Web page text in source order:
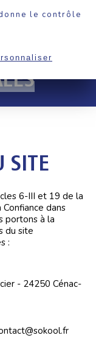
le contrôle
SITE
6-III et 19 de la
dans
portons à la
du site
:
- 24250 Cénac-